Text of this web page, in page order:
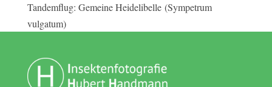
Tandemflug: Gemeine Heidelibelle (Sympetrum
vulgatum)